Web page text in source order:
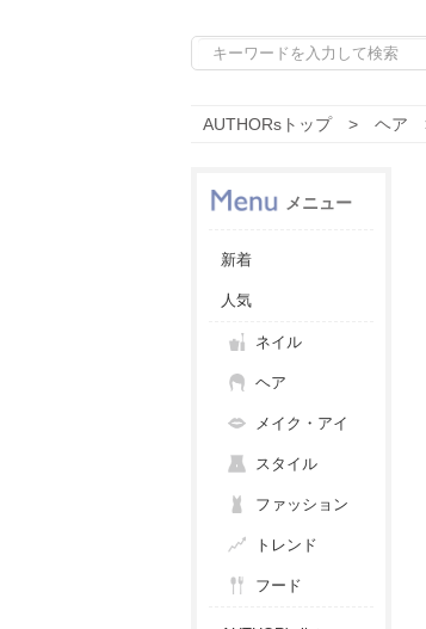
AUTHORsトップ ヘア
メニュー
新着
人気
ネイル
ヘア
メイク・アイ
スタイル
ファッション
トレンド
フード